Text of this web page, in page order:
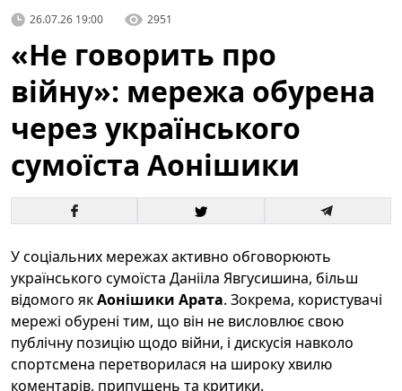
26.07.26 19:00 2951
«Не говорить про
війну»: мережа обурена
через українського
сумоїста Аонішики
У соціальних мережах активно обговорюють
українського сумоїста Данііла Явгусишина, більш
відомого якАонішики Арата. Зокрема, користувачі
мережі обурені тим, що він не висловлює свою
публічну позицію щодо війни, і дискусія навколо
спортсмена перетворилася на широку хвилю
коментарів, припущень та критики.